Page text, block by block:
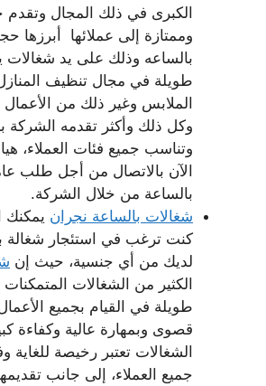
الكبرى في ذلك المجال وتقدم
وممتازة إلى عملائها أبرزها
بالساعه وذلك على يد شغالات
طويلة في مجال تنظيف
الملابس وغير ذلك من الأعمال
وكل ذلك وأكثر تقدمه الشركة
وتناسب جميع فئات العملاء،
الآن بالاتصال من أجل طلب
بالساعة من خلال الشركة.
شغالات بالساعة نجران يمكنك
كنت ترغب في استئجار شغالة
لديك من أي جنسية، حيث إن
الكثير من الشغالات
طويلة في القيام بجميع
قصوى وبمهارة عالية وكفاءة
الشغالات تعتبر رخيصة للغاية
جميع العملاء، إلى جانب